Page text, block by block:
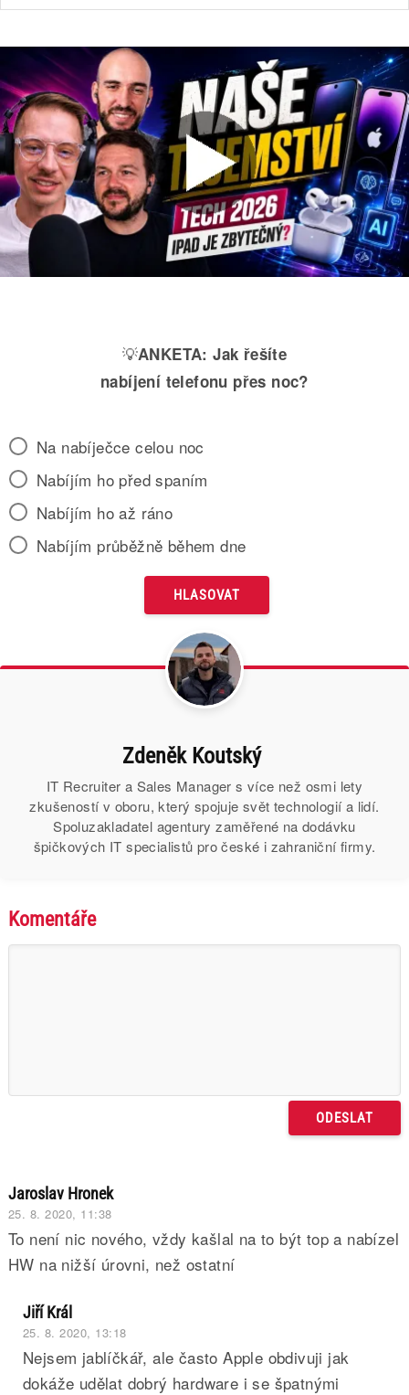
💡ANKETA: Jak řešíte
nabíjení telefonu přes noc?
Na nabíječce celou noc
Nabíjím ho před spaním
Nabíjím ho až ráno
Nabíjím průběžně během dne
Zdeněk Koutský
IT Recruiter a Sales Manager s více než osmi lety
zkušeností v oboru, který spojuje svět technologií a lidí.
Spoluzakladatel agentury zaměřené na dodávku
špičkových IT specialistů pro české i zahraniční firmy.
Komentáře
Jaroslav Hronek
25. 8. 2020, 11:38
To není nic nového, vždy kašlal na to být top a nabízel
HW na nižší úrovni, než ostatní
Jiří Král
25. 8. 2020, 13:18
Nejsem jablíčkář, ale často Apple obdivuji jak
dokáže udělat dobrý hardware i se špatnými